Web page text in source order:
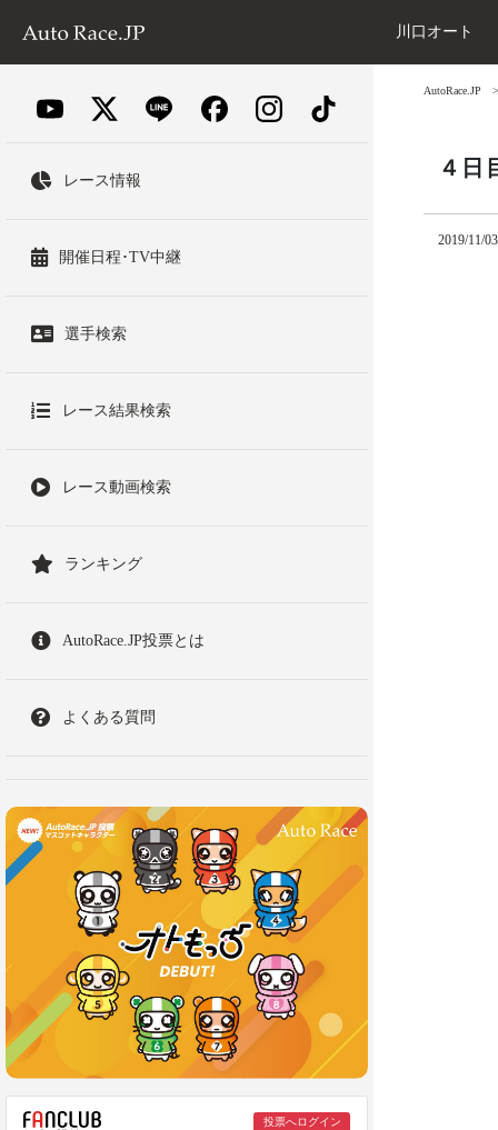
川口オート
レース情報
開催日程･TV中継
選手検索
レース結果検索
レース動画検索
ランキング
AutoRace.JP投票とは
よくある質問
投票へログイン
AutoRace.JP
４日
2019/11/03